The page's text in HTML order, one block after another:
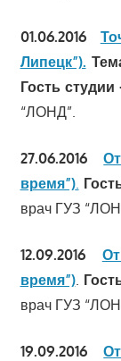
01.06.2016
Липецк”).
Гость студии
“ЛОНД”.
27.06.2016
время”).
врач ГУЗ
12.09.2016
время”).
врач ГУЗ
19.09.2016